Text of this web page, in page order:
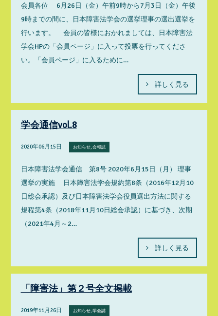
会員各位 6月26日（金）午前9時から7月3日（金）午後
9時までの間に、日本障害法学会の選挙理事の選出選挙を
行います。 会員の皆様におかれましては、日本障害法
学会HPの「会員ページ」に入って投票を行ってくださ
い。「会員ページ」に入るために…
詳しく見る
学会通信vol.8
2020年06月15日 お知らせ, 会報誌
日本障害法学会通信 第8号 2020年6月15日（月） 理事
選挙の実施 日本障害法学会規約第8条（2016年12月10
日総会承認）及び日本障害法学会役員選出方法に関する
規程第4条（2018年11月10日総会承認）に基づき、次期
（2021年4月～2…
詳しく見る
「障害法」第２号全文掲載
2019年11月26日 お知らせ, 学会誌